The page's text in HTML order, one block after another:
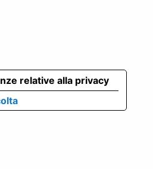
relative alla privacy